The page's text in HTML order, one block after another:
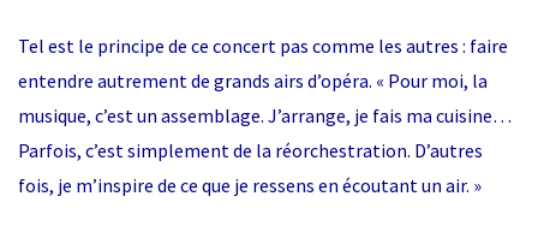
Tel est le principe de ce concert pas comme les autres : faire
entendre autrement de grands airs d’opéra. « Pour moi, la
musique, c’est un assemblage. J’arrange, je fais ma cuisine…
Parfois, c’est simplement de la réorchestration. D’autres
fois, je m’inspire de ce que je ressens en écoutant un air. »